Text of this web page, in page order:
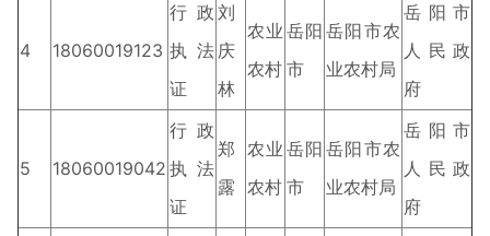
4 18060019123
行政
执法
证
刘
庆
林
农业
农村
岳阳
市
岳阳市农
业农村局
岳阳市
人民政
府
5 18060019042
行政
执法
证
郑
露
农业
农村
岳阳
市
岳阳市农
业农村局
岳阳市
人民政
府